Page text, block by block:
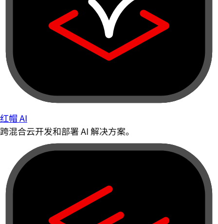
红帽 AI
跨混合云开发和部署 AI 解决方案。